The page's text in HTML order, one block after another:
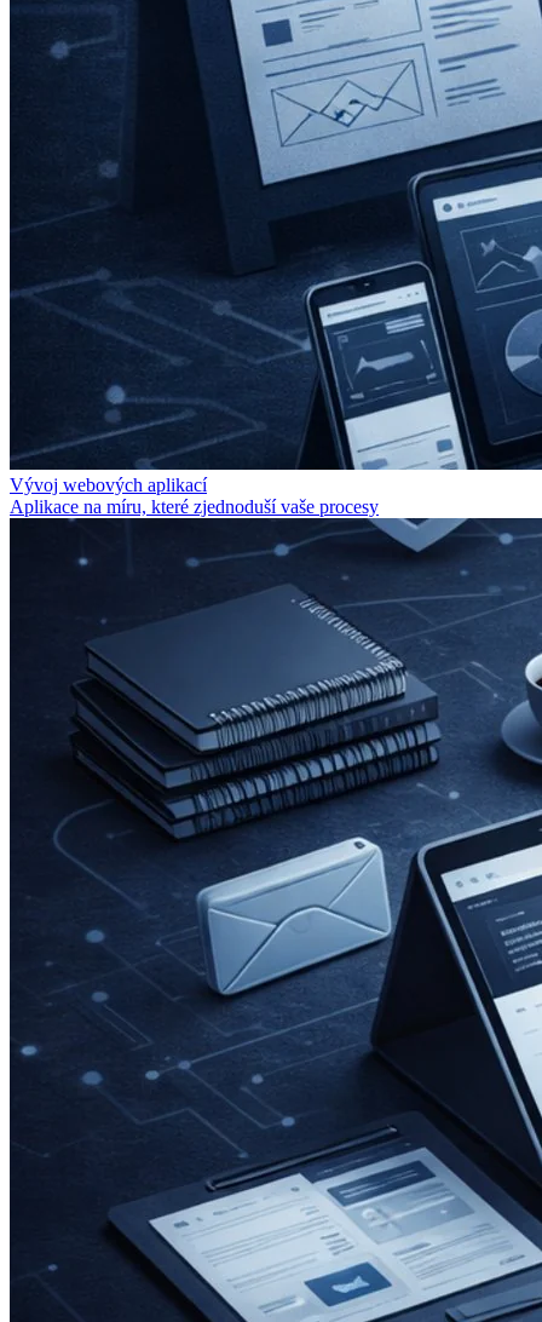
Vývoj webových aplikací
Aplikace na míru, které zjednoduší vaše procesy